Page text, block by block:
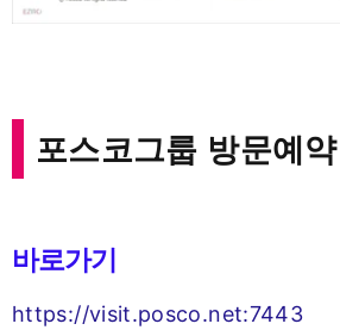
포스코그룹 방문예
바로가기
https://visit.posco.net:7443